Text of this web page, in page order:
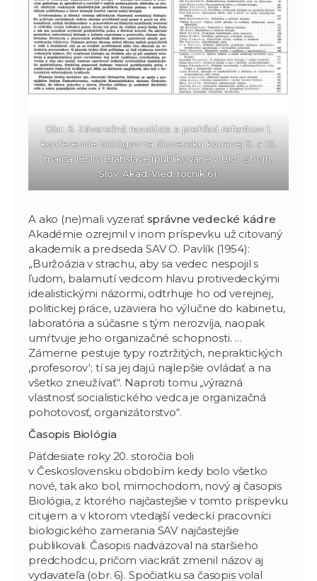
Obr. 5. Záverečná rezolúcia a prehľad referátov 1.
konferencie biológov na Slovensku konanej 9. a 10.
marca 1951 v Bratislave (publikované v Biol. Sborn.
Slov. Akad. Vied, ročník 6).
A ako (ne)mali vyzerať správne vedecké kádre
Akadémie ozrejmil v inom príspevku už citovaný
akademik a predseda SAV O. Pavlík (1954):
„Buržoázia v strachu, aby sa vedec nespojil s
ľudom, balamutí vedcom hlavu protivedeckými
idealistickými názormi, odtrhuje ho od verejnej,
politickej práce, uzaviera ho výlučne do kabinetu,
laboratória a súčasne s tým nerozvíja, naopak
umŕtvuje jeho organizačné schopnosti. …
Zámerne pestuje typy roztržitých, nepraktických
‚profesorov‘; tí sa jej dajú najlepšie ovládať a na
všetko zneužívať“. Naproti tomu „výrazná
vlastnosť socialistického vedca je organizačná
pohotovosť, organizátorstvo“.
Časopis Biológia
Päťdesiate roky 20. storočia boli
v Československu obdobím kedy bolo všetko
nové, tak ako bol, mimochodom, nový aj časopis
Biológia, z ktorého najčastejšie v tomto príspevku
citujem a v ktorom vtedajší vedeckí pracovníci
biologického zamerania SAV najčastejšie
publikovali. Časopis nadväzoval na staršieho
predchodcu, pričom viackrát zmenil názov aj
vydavateľa (obr. 6). Spočiatku sa časopis volal